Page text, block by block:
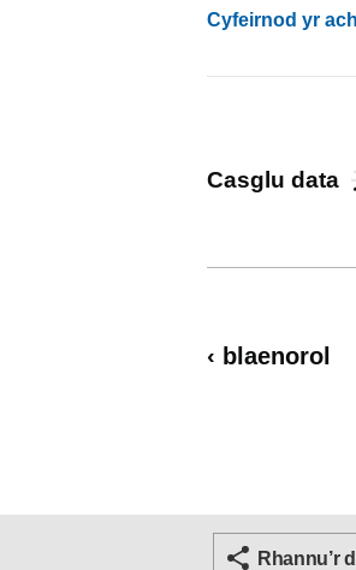
Cyfeirnod yr
Casglu data
‹ blaenorol
Rhannu’r